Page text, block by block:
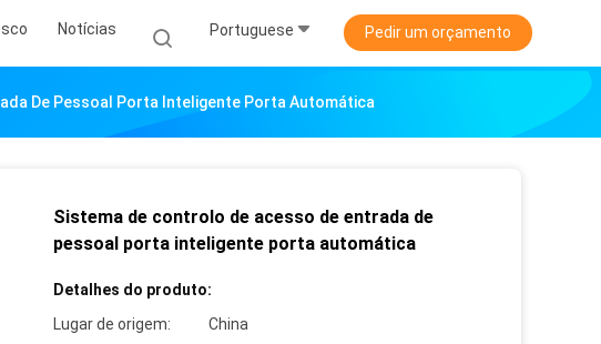
Notícias Portuguese Pedir um orçamento
De Pessoal Porta Inteligente Porta Automática
Sistema de controlo de acesso de entrada de
pessoal porta inteligente porta automática
Detalhes do produto:
Lugar de origem:
China